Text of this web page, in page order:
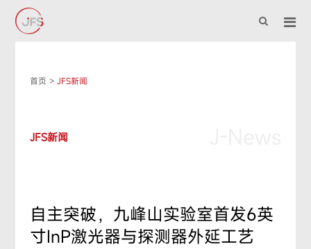
首页 > JFS新闻
JFS新闻
自主突破，九峰山实验室首发6英
寸InP激光器与探测器外延工艺